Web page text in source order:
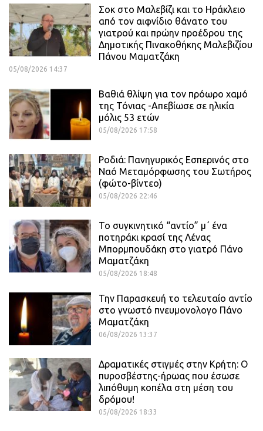
Σοκ στο Μαλεβίζι και το Ηράκλειο
από τον αιφνίδιο θάνατο του
γιατρού και πρώην προέδρου της
Δημοτικής Πινακοθήκης Μαλεβιζίου
Πάνου Μαματζάκη
05/08/2026 14:37
Βαθιά θλίψη για τον πρόωρο χαμό
της Τόνιας -Απεβίωσε σε ηλικία
μόλις 53 ετών
05/08/2026 17:58
Ροδιά: Πανηγυρικός Εσπερινός στο
Ναό Μεταμόρφωσης του Σωτήρος
(φώτο-βίντεο)
05/08/2026 22:46
Το συγκινητικό “αντίο” μ΄ ένα
ποτηράκι κρασί της Λένας
Μπορμπουδάκη στο γιατρό Πάνο
Μαματζάκη
05/08/2026 18:48
Την Παρασκευή το τελευταίο αντίο
στο γνωστό πνευμονολογο Πάνο
Μαματζάκη
06/08/2026 13:37
Δραματικές στιγμές στην Κρήτη: Ο
πυροσβέστης-ήρωας που έσωσε
λιπόθυμη κοπέλα στη μέση του
δρόμου!
05/08/2026 18:33